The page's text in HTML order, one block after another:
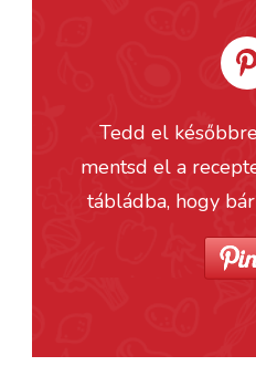
Tedd el
mentsd el a
tábládba, hogy